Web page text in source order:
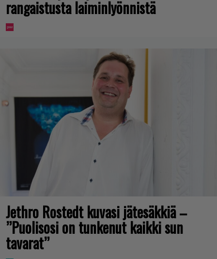
rangaistusta laiminlyönnistä
Jethro Rostedt kuvasi jätesäkkiä –
”Puolisosi on tunkenut kaikki sun
tavarat”